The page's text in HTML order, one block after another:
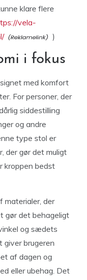
klare flere
vela-
)
i fokus
med komfort
For personer, der
siddestilling
og andre
type stol er
der gør det muligt
kroppen bedst
materialer, der
gør det behageligt
og sædets
giver brugeren
af dagen og
eller ubehag. Det